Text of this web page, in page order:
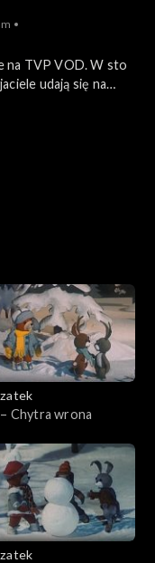
na TVP VOD. W sto
udają się na
Chytra wrona